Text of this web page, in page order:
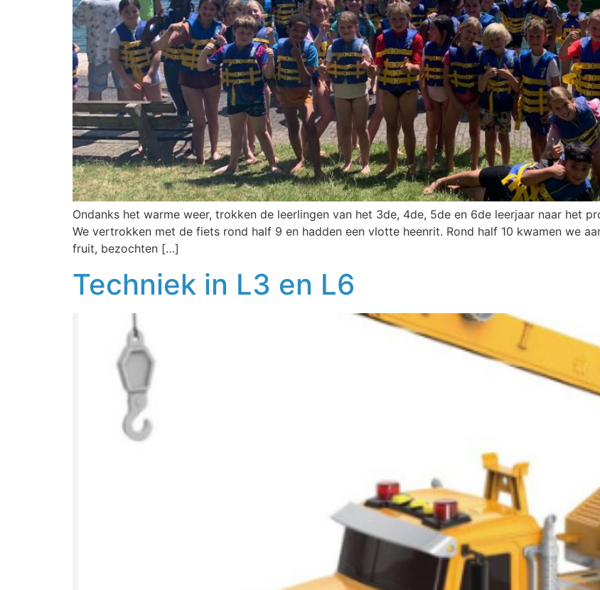
Ondanks het warme weer, trokken de leerlingen van het 3de, 4de, 5de en 6de leerjaar naar het
We vertrokken met de fiets rond half 9 en hadden een vlotte heenrit. Rond half 10 kwamen we
fruit, bezochten […]
Techniek in L3 en L6